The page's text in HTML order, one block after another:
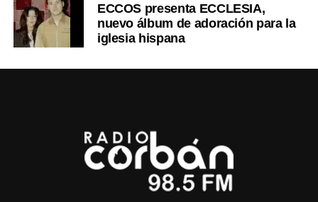
ECCOS presenta ECCLESIA,
nuevo álbum de adoración para la
iglesia hispana